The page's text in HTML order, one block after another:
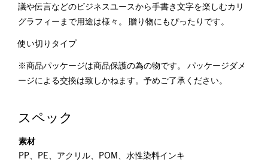
議や伝言などのビジネスユースから手書き文字を楽しむカリ
グラフィーまで用途は様々。 贈り物にもぴったりです。
使い切りタイプ
※商品パッケージは商品保護の為の物です。 パッケージダメ
ージによる交換は致しかねます。予めご了承ください。
スペック
素材
PP、PE、アクリル、POM、水性染料インキ